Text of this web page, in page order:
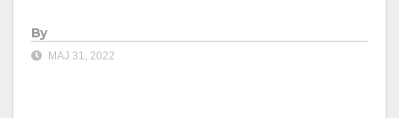
By
MAJ 31, 2022